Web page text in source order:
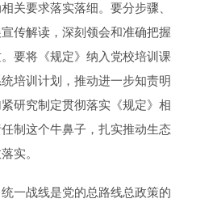
关要求落实落细。要分步骤、
传解读，深刻领会和准确把握
。要将《规定》纳入党校培训课
培训计划，推动进一步知责明
研究制定贯彻落实《规定》相
制这个牛鼻子，扎实推动生态
实。
战线是党的总路线总政策的